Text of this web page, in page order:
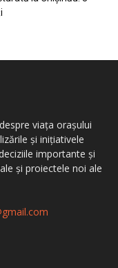
viața orașului
și inițiativele
importante și
și proiectele noi ale